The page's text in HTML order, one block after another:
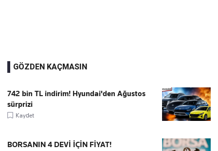
GÖZDEN KAÇMASIN
742 bin TL indirim! Hyundai'den Ağustos
sürprizi
Kaydet
BORSANIN 4 DEVİ İÇİN FİYAT!